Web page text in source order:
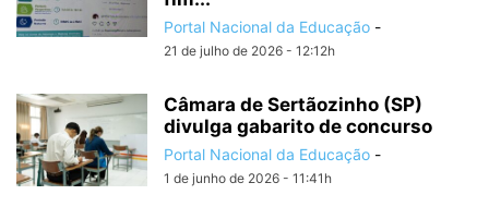
Portal Nacional da Educação -
21 de julho de 2026 - 12:12h
Câmara de Sertãozinho (SP)
divulga gabarito de concurso
Portal Nacional da Educação -
1 de junho de 2026 - 11:41h